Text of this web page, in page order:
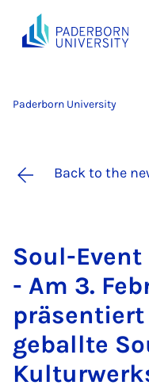
Paderborn University
Back to the
Soul-
- Am 3.
ge­ball­te